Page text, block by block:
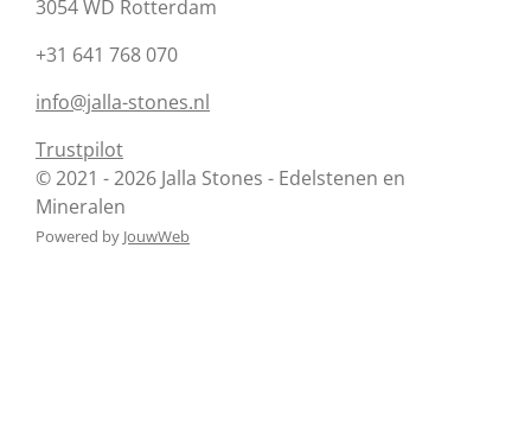
3054 WD Rotterdam
+31 641 768 070
info@jalla-stones.nl
Trustpilot
© 2021 - 2026 Jalla Stones - Edelstenen en
Mineralen
Powered by JouwWeb